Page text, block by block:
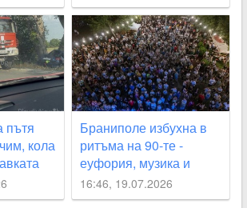
пътя
кола
Браниполе избухна в
ритъма на 90-те -
еуфория, музика и
хиляди сърца в един
ритъм
16:46, 19.07.2026